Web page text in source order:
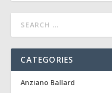
CATEGORIES
Anziano Ballard